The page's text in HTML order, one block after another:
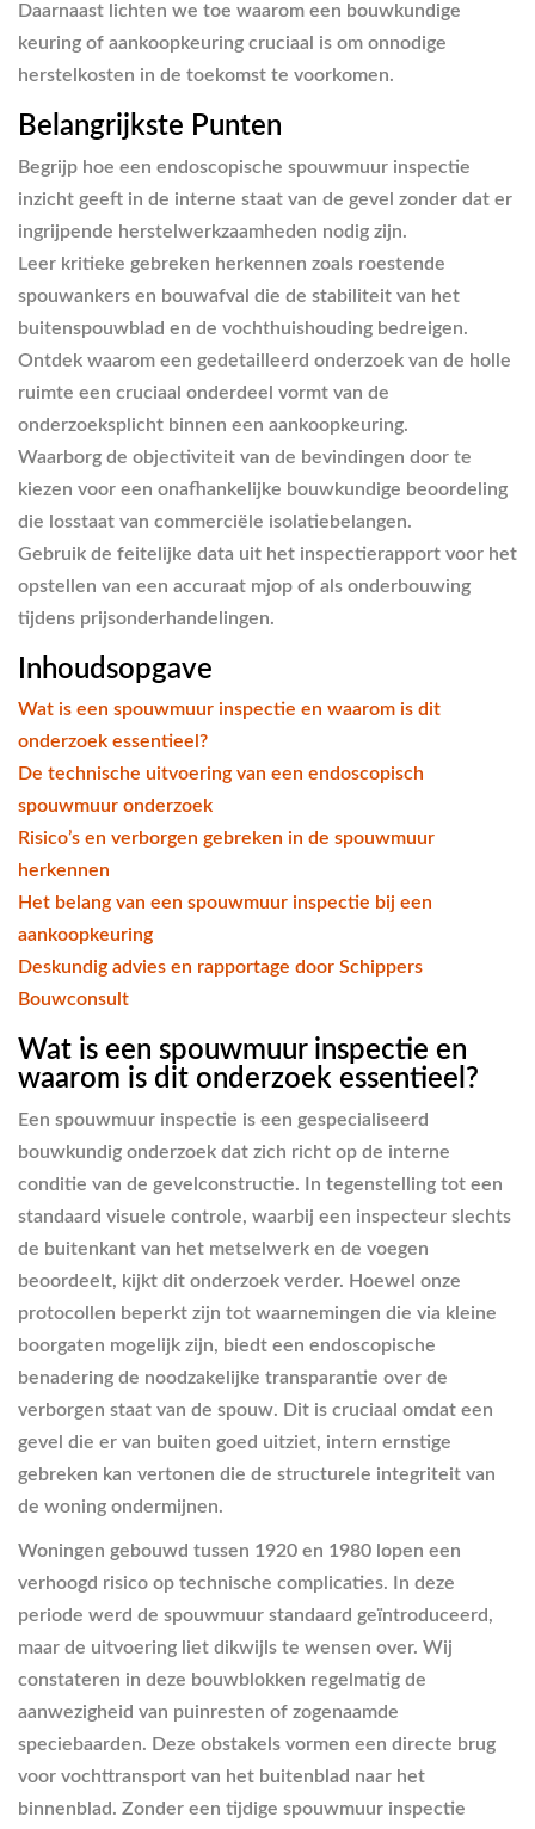
Daarnaast lichten we toe waarom een bouwkundige
keuring of aankoopkeuring cruciaal is om onnodige
herstelkosten in de toekomst te voorkomen.
Belangrijkste Punten
Begrijp hoe een endoscopische spouwmuur inspectie
inzicht geeft in de interne staat van de gevel zonder dat er
ingrijpende herstelwerkzaamheden nodig zijn.
Leer kritieke gebreken herkennen zoals roestende
spouwankers en bouwafval die de stabiliteit van het
buitenspouwblad en de vochthuishouding bedreigen.
Ontdek waarom een gedetailleerd onderzoek van de holle
ruimte een cruciaal onderdeel vormt van de
onderzoeksplicht binnen een aankoopkeuring.
Waarborg de objectiviteit van de bevindingen door te
kiezen voor een onafhankelijke bouwkundige beoordeling
die losstaat van commerciële isolatiebelangen.
Gebruik de feitelijke data uit het inspectierapport voor het
opstellen van een accuraat mjop of als onderbouwing
tijdens prijsonderhandelingen.
Inhoudsopgave
Wat is een spouwmuur inspectie en waarom is dit
onderzoek essentieel?
De technische uitvoering van een endoscopisch
spouwmuur onderzoek
Risico’s en verborgen gebreken in de spouwmuur
herkennen
Het belang van een spouwmuur inspectie bij een
aankoopkeuring
Deskundig advies en rapportage door Schippers
Bouwconsult
Wat is een spouwmuur inspectie en
waarom is dit onderzoek essentieel?
Een spouwmuur inspectie is een gespecialiseerd
bouwkundig onderzoek dat zich richt op de interne
conditie van de gevelconstructie. In tegenstelling tot een
standaard visuele controle, waarbij een inspecteur slechts
de buitenkant van het metselwerk en de voegen
beoordeelt, kijkt dit onderzoek verder. Hoewel onze
protocollen beperkt zijn tot waarnemingen die via kleine
boorgaten mogelijk zijn, biedt een endoscopische
benadering de noodzakelijke transparantie over de
verborgen staat van de spouw. Dit is cruciaal omdat een
gevel die er van buiten goed uitziet, intern ernstige
gebreken kan vertonen die de structurele integriteit van
de woning ondermijnen.
Woningen gebouwd tussen 1920 en 1980 lopen een
verhoogd risico op technische complicaties. In deze
periode werd de spouwmuur standaard geïntroduceerd,
maar de uitvoering liet dikwijls te wensen over. Wij
constateren in deze bouwblokken regelmatig de
aanwezigheid van puinresten of zogenaamde
speciebaarden. Deze obstakels vormen een directe brug
voor vochttransport van het buitenblad naar het
binnenblad. Zonder een tijdige spouwmuur inspectie